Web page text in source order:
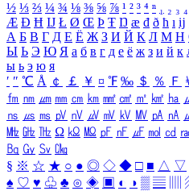
½ ⅓ ⅔ ¼ ¾ ⅛ ⅜ ⅝ ⅞ ¹ ² ³ ⁴ ⁿ ₁ ₂ ₃ ₄
Æ Ð Ħ Ĳ Ł Ø Œ Þ Ŧ Ŋ æ đ ð ħ ı ĳ
А Б В Г Д Е Ё Ж З И Й К Л М Н
Ы Ь Э Ю Я а б в г д е ё ж з и й к
ы ь э ю я
′ ″ ℃ Å ￠ ￡ ￥ ¤ ℉ ‰ ＄ ％ Ｆ
㎙ ㎚ ㎛ ㎜ ㎝ ㎞ ㎟ ㎠ ㎡ ㎢ ㏊
㎱ ㎲ ㎳ ㎴ ㎵ ㎶ ㎷ ㎸ ㎹ ㎀ ㎁
㎒ ㎓ ㎔ Ω ㏀ ㏁ ㎊ ㎋ ㎌ ㏖ ㏅
㏃ ㏉ ㏜ ㏆
§ ※ ☆ ★ ○ ● ◎ ◇ ◆ □ ■ △ ▽
♠ ♡ ♥ ♧ ♣ ⊙ ◈ ▣ ◐ ◑ ▒ ▤